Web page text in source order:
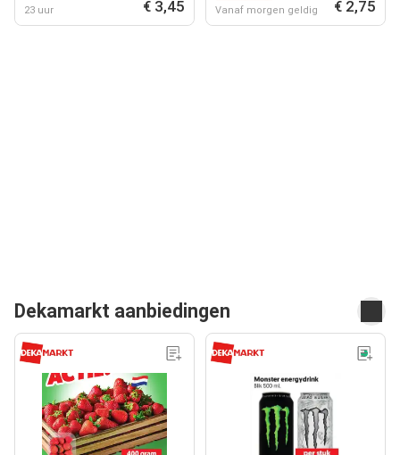
23 uur € 3,45 Vanaf morgen geldig € 2,75
Dekamarkt aanbiedingen